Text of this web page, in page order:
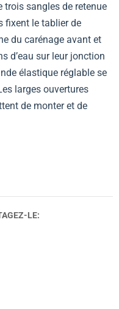
trois sangles de retenue
fixent le tablier de
du carénage avant et
d’eau sur leur jonction
élastique réglable se
larges ouvertures
de monter et de
LE: